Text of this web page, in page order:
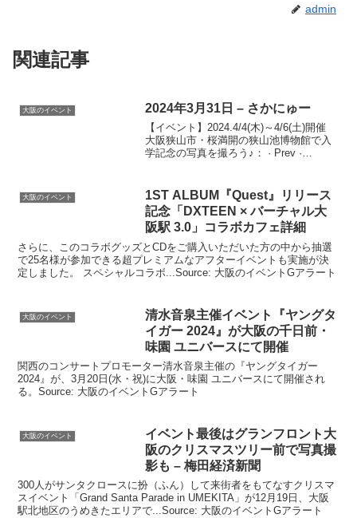
admin
関連記事
大阪のイベント 2024年3月31日 – さかにゅー
【イベント】2024.4/4(木)～4/6(土)開催
大阪狭山市・桜満開の狭山池博物館で入
学記念の写真を撮ろう♪： · Prev ·
大阪のイベント
1ST ALBUM『Quest』リリース
記念「DXTEEN × バーチャル大
阪駅 3.0」コラボカフェ詳細
さらに、このコラボグッズとCDをご購入いただいた方の中から抽選
で25名様が参加できる超プレミアムなアフターイベントも実施が決
定しました。 スペシャルコラボ...Source: 大阪のイベントGアラート
大阪のイベント 清水音泉主催イベント
『ヤングタ
イガー 2024』が大阪の千日前・
味園 ユニバースにて開催
関西のコンサートプロモーター清水音泉主催の『ヤングタイガー
2024』が、3月20日(水・祝)に大阪・味園 ユニバースにて開催され
る。Source: 大阪のイベントGアラート
大阪のイベント イベント最後はグランフロント 大
阪のクリスマスツリー前で写真撮
影も – 梅田経済新聞
300人がサンタクロースに扮（ふん）して来街者をもてなすクリスマ
スイベント「Grand Santa Parade in UMEKITA」が12月19日、大阪
駅北地区のうめきたエリアで...Source: 大阪のイベントGアラート